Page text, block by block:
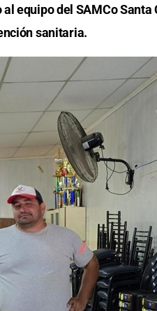
equipo del SAMCo
sanitaria.